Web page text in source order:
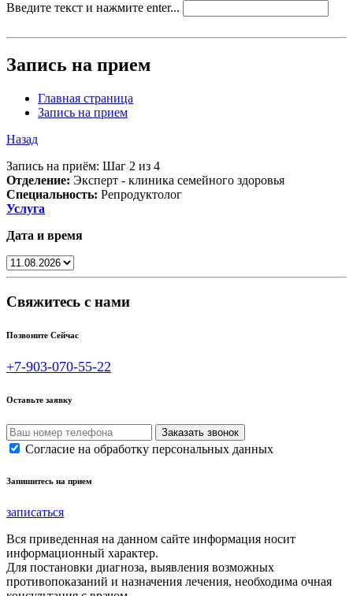
Введите текст и нажмите enter...
Запись на прием
Главная страница
Запись на прием
Назад
Запись на приём: Шаг 2 из 4
Отделение: Эксперт - клиника семейного здоровья
Специальность: Репродуктолог
Услуга
Дата и время
Свяжитесь с нами
Позвоните Сейчас
+7-903-070-55-22
Оставьте заявку
Согласие на обработку персональных данных
Запишитесь на прием
записаться
Вся приведенная на данном сайте информация носит
информационный характер.
Для постановки диагноза, выявления возможных
противопоказаний и назначения лечения, необходима очная